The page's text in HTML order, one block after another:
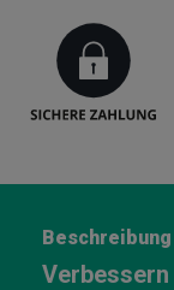
Beschreibung